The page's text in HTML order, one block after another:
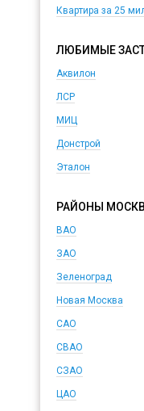
Квартира за 25
ЛЮБИМЫЕ
Аквилон
ЛСР
МИЦ
Донстрой
Эталон
РАЙОНЫ
ВАО
ЗАО
Зеленоград
Новая Москва
САО
СВАО
СЗАО
ЦАО